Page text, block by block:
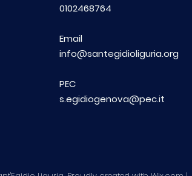
0102468764
Email
info@santegidioliguria.org
PEC
s.egidiogenova@pec.it